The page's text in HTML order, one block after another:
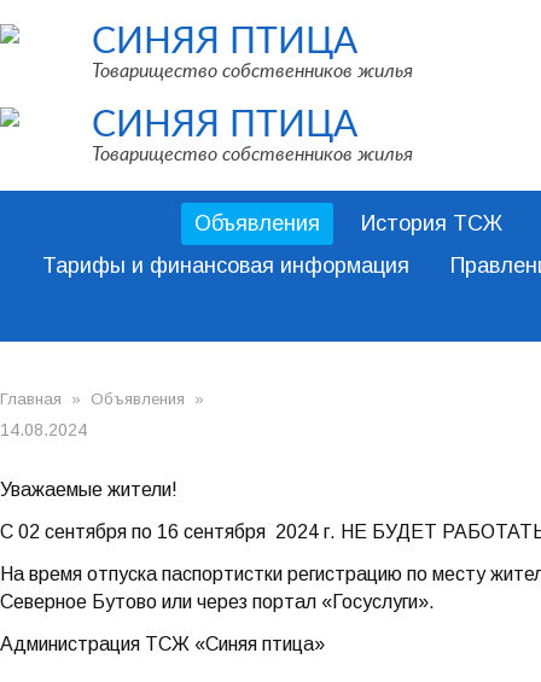
СИНЯЯ ПТИЦА
Товарищество собственников жилья
СИНЯЯ ПТИЦА
Товарищество собственников жилья
Объявления
История ТСЖ
Тарифы и финансовая информация
Главная » Объявления »
14.08.2024
Уважаемые жители!
С 02 сентября по 16 сентября 2024 г. НЕ БУДЕТ
На время отпуска паспортистки регистрацию по месту
Северное Бутово или через портал «Госуслуги».
Администрация ТСЖ «Синяя птица»